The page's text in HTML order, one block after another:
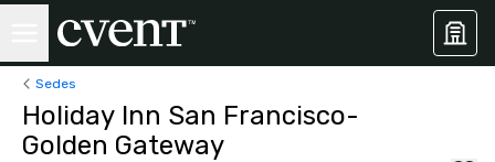
Sedes
Holiday Inn San Francisco-
Golden Gateway